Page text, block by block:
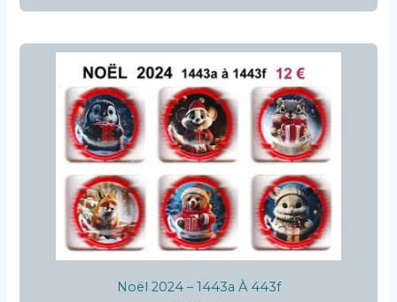
Noël 2024 – 1443a À 443f